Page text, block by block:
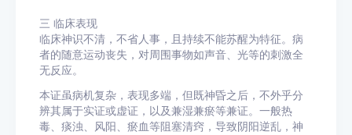
三 临床表现
临床神识不清，不省人事，且持续不能苏醒为特征。病
者的随意运动丧失，对周围事物如声音、光等的刺激全
无反应。
本证虽病机复杂，表现多端，但既神昏之后，不外乎分
辨其属于实证或虚证，以及兼湿兼瘀等兼证。一般热
毒、痰浊、风阳、瘀血等阻塞清窍，导致阴阳逆乱，神